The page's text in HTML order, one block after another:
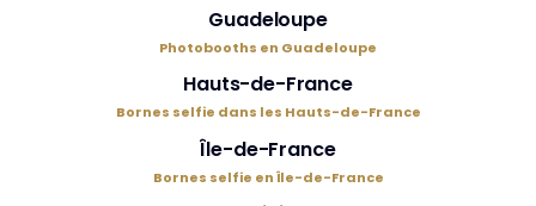
Guadeloupe
Photobooths en Guadeloupe
Hauts-de-France
Bornes selfie dans les Hauts-de-France
Île-de-France
Bornes selfie en Île-de-France